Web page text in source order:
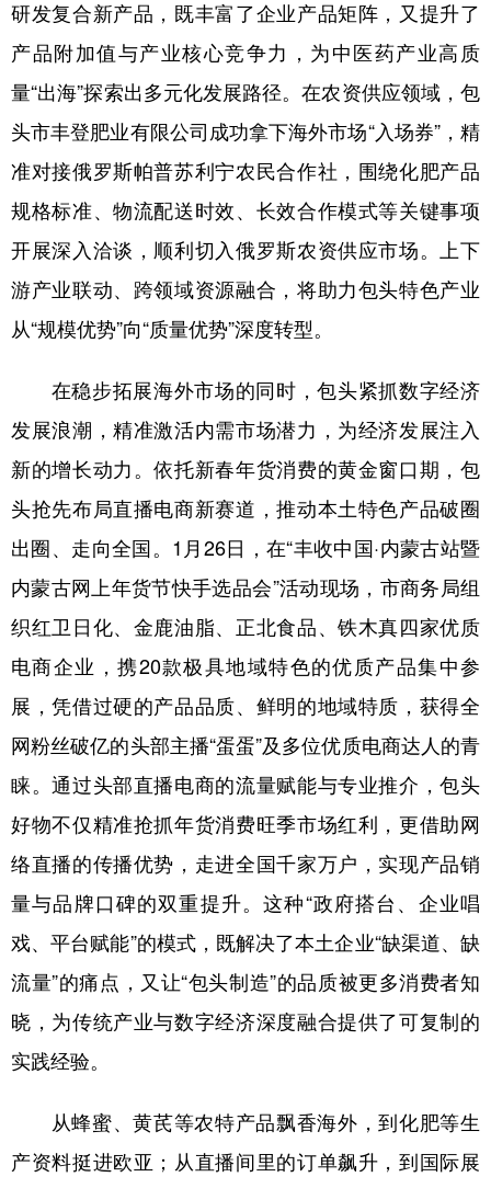
研发复合新产品，既丰富了企业产品矩阵，又提升了
产品附加值与产业核心竞争力，为中医药产业高质
量“出海”探索出多元化发展路径。在农资供应领域，包
头市丰登肥业有限公司成功拿下海外市场“入场券”，精
准对接俄罗斯帕普苏利宁农民合作社，围绕化肥产品
规格标准、物流配送时效、长效合作模式等关键事项
开展深入洽谈，顺利切入俄罗斯农资供应市场。上下
游产业联动、跨领域资源融合，将助力包头特色产业
从“规模优势”向“质量优势”深度转型。
在稳步拓展海外市场的同时，包头紧抓数字经济
发展浪潮，精准激活内需市场潜力，为经济发展注入
新的增长动力。依托新春年货消费的黄金窗口期，包
头抢先布局直播电商新赛道，推动本土特色产品破圈
出圈、走向全国。1月26日，在“丰收中国·内蒙古站暨
内蒙古网上年货节快手选品会”活动现场，市商务局组
织红卫日化、金鹿油脂、正北食品、铁木真四家优质
电商企业，携20款极具地域特色的优质产品集中参
展，凭借过硬的产品品质、鲜明的地域特质，获得全
网粉丝破亿的头部主播“蛋蛋”及多位优质电商达人的青
睐。通过头部直播电商的流量赋能与专业推介，包头
好物不仅精准抢抓年货消费旺季市场红利，更借助网
络直播的传播优势，走进全国千家万户，实现产品销
量与品牌口碑的双重提升。这种“政府搭台、企业唱
戏、平台赋能”的模式，既解决了本土企业“缺渠道、缺
流量”的痛点，又让“包头制造”的品质被更多消费者知
晓，为传统产业与数字经济深度融合提供了可复制的
实践经验。
从蜂蜜、黄芪等农特产品飘香海外，到化肥等生
产资料挺进欧亚；从直播间里的订单飙升，到国际展